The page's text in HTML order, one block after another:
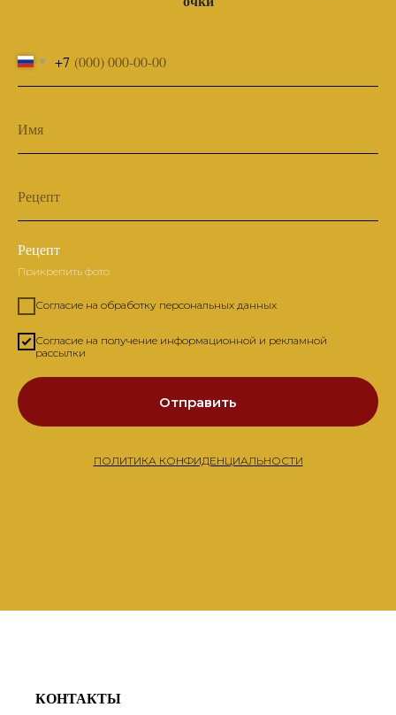
+7
Имя
Рецепт
Рецепт
Прикрепить фото
Согласие на обработку персональных данных
Согласие на получение информационной и рекламной
рассылки
Отправить
ПОЛИТИКА КОНФИДЕНЦИАЛЬНОСТИ
КОНТАКТЫ